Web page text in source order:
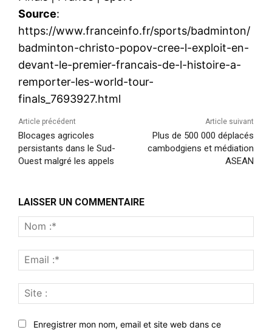
Source:
https://www.franceinfo.fr/sports/badminton/
badminton-christo-popov-cree-l-exploit-en-
devant-le-premier-francais-de-l-histoire-a-
remporter-les-world-tour-
finals_7693927.html
Article précédent
Blocages agricoles
persistants dans le Sud-
Ouest malgré les appels
Article suivant
Plus de 500 000 déplacés
cambodgiens et médiation
ASEAN
LAISSER UN COMMENTAIRE
:*
:*
:
Enregistrer mon nom, email et site web dans ce